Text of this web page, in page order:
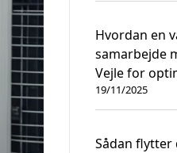
Hvordan en
samarbejde
Vejle for
19/11/2025
Sådan flytter